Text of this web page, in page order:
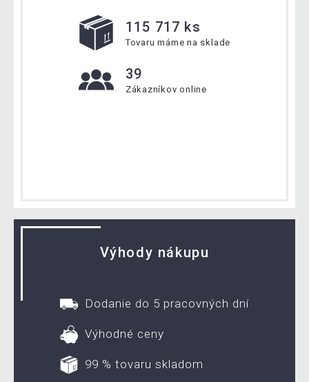
115 717 ks
Tovaru máme na sklade
39
Zákazníkov online
Výhody nákupu
Dodanie do 5 pracovných dní
Výhodné ceny
99 % tovaru skladom